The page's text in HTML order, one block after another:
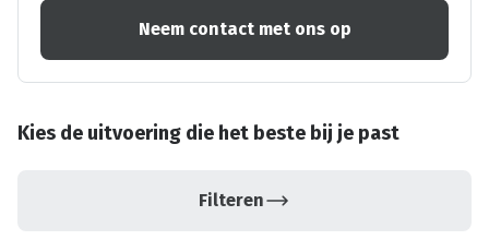
Neem contact met ons op
Kies de uitvoering die het beste bij je past
Filteren